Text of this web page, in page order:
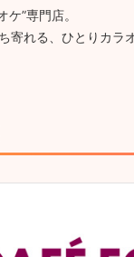
ケ”専門店。
寄れる、ひとりカラ